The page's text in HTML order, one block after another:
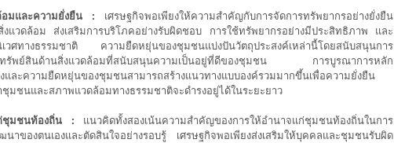
อมและความยั่งยืน :
เศรษฐกิจพอเพียงให้ความสำคัญกับการจัดการทรัพยากรอย่างยั่งยืน
งแวดล้อม ส่งเสริมการบริโภคอย่างรับผิดชอบ การใช้ทรัพยากรอย่างมีประสิทธิภาพ และ
เวศทางธรรมชาติ ความยืดหยุ่นของชุมชนแบ่งปันวัตถุประสงค์เหล่านี้โดยสนับสนุนการ
ทรัพย์สินด้านสิ่งแวดล้อมที่สนับสนุนความเป็นอยู่ที่ดีของชุมชน การบูรณาการหลัก
งและความยืดหยุ่นของชุมชนสามารถสร้างแนวทางแบบองค์รวมมากขึ้นเพื่อความยั่งยืน
มชนและสภาพแวดล้อมทางธรรมชาติจะดำรงอยู่ได้ในระยะยาว
ชุมชนท้องถิ่น :
แนวคิดทั้งสองเน้นความสำคัญของการให้อำนาจแก่ชุมชนท้องถิ่นในการ
นาของตนเองและตัดสินใจอย่างรอบรู้ เศรษฐกิจพอเพียงส่งเสริมให้บุคคลและชุมชนรับผิด